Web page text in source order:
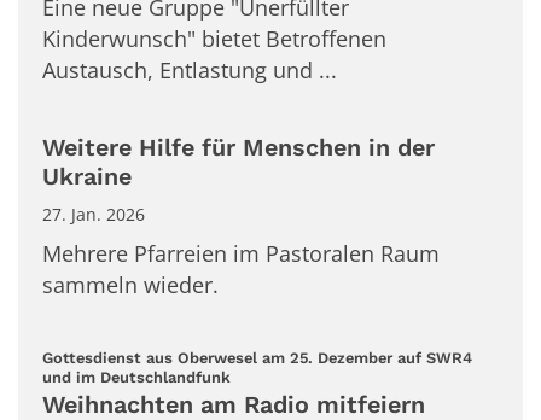
Eine neue Gruppe "Unerfüllter
Kinderwunsch" bietet Betroffenen
Austausch, Entlastung und ...
Weitere Hilfe für Menschen in der
Ukraine
27. Jan. 2026
Mehrere Pfarreien im Pastoralen Raum
sammeln wieder.
Gottesdienst aus Oberwesel am 25. Dezember auf SWR4
und im Deutschlandfunk
Weihnachten am Radio mitfeiern